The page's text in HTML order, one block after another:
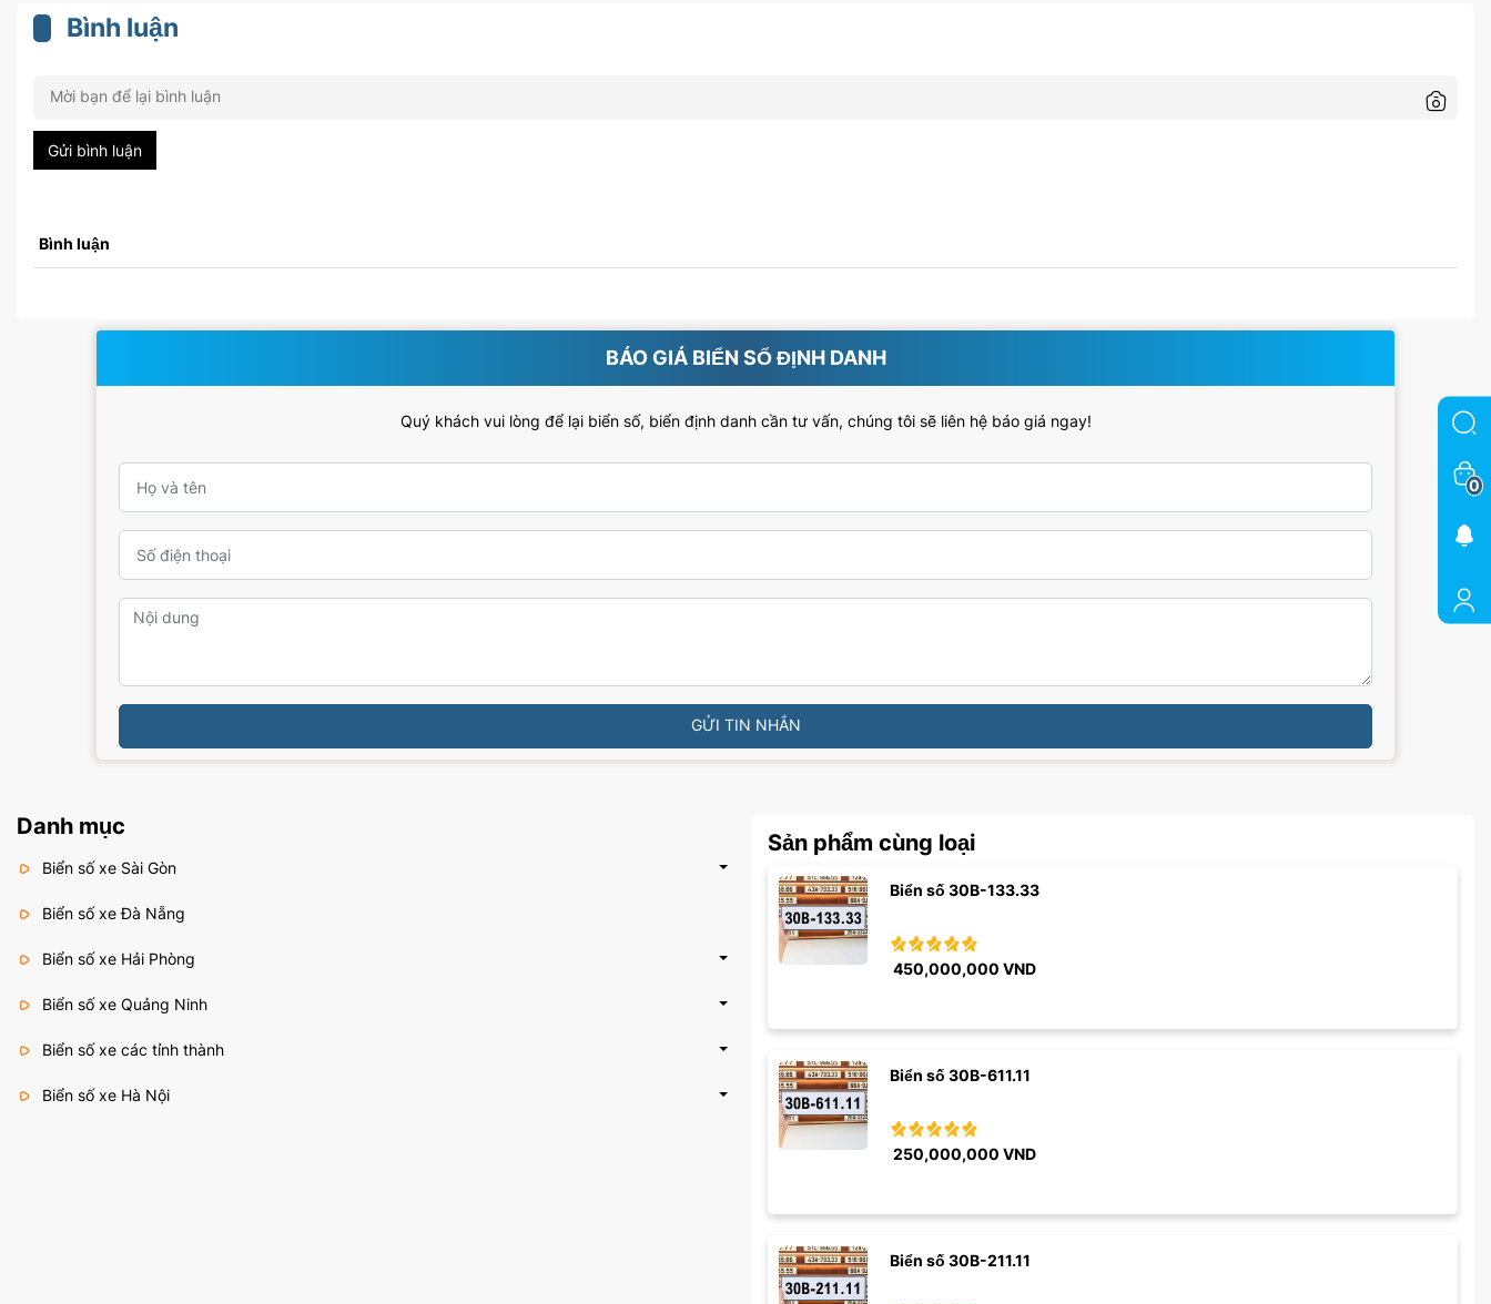
Bình luận
Gửi bình luận
Bình luận
BÁO GIÁ BIỂN SỐ ĐỊNH DANH
Quý khách vui lòng để lại biển số, biển định danh cần tư vấn, chúng tôi sẽ liên hệ báo giá ngay!
GỬI TIN NHẮN
Danh mục
Biển số xe Sài Gòn
Biển số xe Đà Nẵng
Biển số xe Hải Phòng
Biển số xe Quảng Ninh
Biển số xe các tỉnh thành
Biển số xe Hà Nội
Sản phẩm cùng loại
Biển số 30B-133.33
450,000,000 VND
Biển số 30B-611.11
250,000,000 VND
Biển số 30B-211.11
0